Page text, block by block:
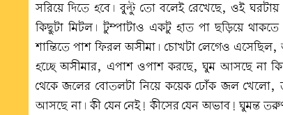
সরিয়ে দিতে হবে। বুল্টু তো বলেই রেখেছে, ওই ঘরটায়
কিছুটা মিটল। টুম্পাটাও একটু হাত পা ছড়িয়ে
শান্তিতে পাশ ফিরল অসীমা। চোখটা লেগেও
হচ্ছে অসীমার, এপাশ ওপাশ করছে, ঘুম আসছে না
থেকে জলের বোতলটা নিয়ে কয়েক ঢোঁক জল খেলো,
আসছে না। কী যেন নেই! কীসের যেন অভাব! ঘুমন্ত